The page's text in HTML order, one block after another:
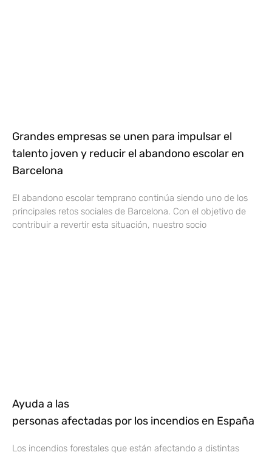
Grandes empresas se unen para impulsar el
talento joven y reducir el abandono escolar en
Barcelona
El abandono escolar temprano continúa siendo uno de los
principales retos sociales de Barcelona. Con el objetivo de
contribuir a revertir esta situación, nuestro socio
Ayuda a las
personas afectadas por los incendios en España
Los incendios forestales que están afectando a distintas